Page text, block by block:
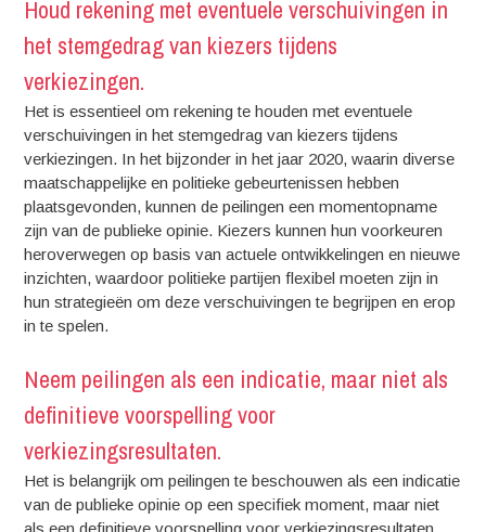
Houd rekening met eventuele verschuivingen in
het stemgedrag van kiezers tijdens
verkiezingen.
Het is essentieel om rekening te houden met eventuele
verschuivingen in het stemgedrag van kiezers tijdens
verkiezingen. In het bijzonder in het jaar 2020, waarin diverse
maatschappelijke en politieke gebeurtenissen hebben
plaatsgevonden, kunnen de peilingen een momentopname
zijn van de publieke opinie. Kiezers kunnen hun voorkeuren
heroverwegen op basis van actuele ontwikkelingen en nieuwe
inzichten, waardoor politieke partijen flexibel moeten zijn in
hun strategieën om deze verschuivingen te begrijpen en erop
in te spelen.
Neem peilingen als een indicatie, maar niet als
definitieve voorspelling voor
verkiezingsresultaten.
Het is belangrijk om peilingen te beschouwen als een indicatie
van de publieke opinie op een specifiek moment, maar niet